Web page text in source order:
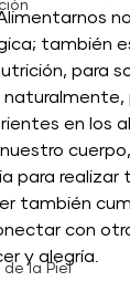
la Piel
también
para
naturalmente,
en los
para realizar
también
con
y alegría.